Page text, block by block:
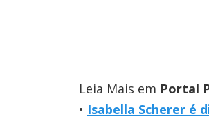
Leia Mais em Portal
Isabella Scherer é